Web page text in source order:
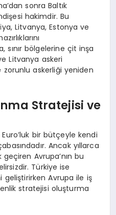
sonra Baltık
hakimdir. Bu
Litvanya, Estonya ve
sınır bölgelerine çit inşa
Litvanya askeri
zorunlu askerliği yeniden
Stratejisi ve
bir bütçeyle kendi
Ancak yıllarca
geçiren Avrupa’nın bu
Türkiye ise
geliştirirken Avrupa ile iş
stratejisi oluşturma